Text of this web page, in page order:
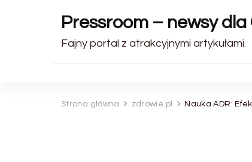
Pressroom – newsy dla
Fajny portal z atrakcyjnymi artykułami.
Strona główna zdrowie.pl Nauka ADR: